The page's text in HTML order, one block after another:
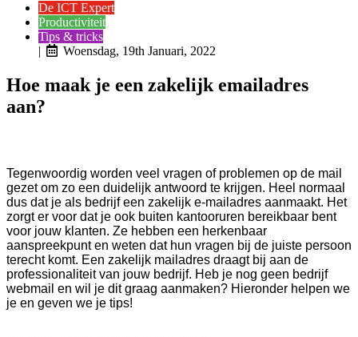
De ICT Expert
Productiviteit
Tips & tricks
|
Woensdag, 19th Januari, 2022
Hoe maak je een zakelijk emailadres
aan?
Tegenwoordig worden veel vragen of problemen op de mail
gezet om zo een duidelijk antwoord te krijgen. Heel normaal
dus dat je als bedrijf een zakelijk e-mailadres aanmaakt. Het
zorgt er voor dat je ook buiten kantooruren bereikbaar bent
voor jouw klanten. Ze hebben een herkenbaar
aanspreekpunt en weten dat hun vragen bij de juiste persoon
terecht komt. Een zakelijk mailadres draagt bij aan de
professionaliteit van jouw bedrijf. Heb je nog geen bedrijf
webmail en wil je dit graag aanmaken? Hieronder helpen we
je en geven we je tips!